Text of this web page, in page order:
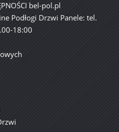
bel-pol.pl
Podłogi Drzwi Panele: tel.
18:00